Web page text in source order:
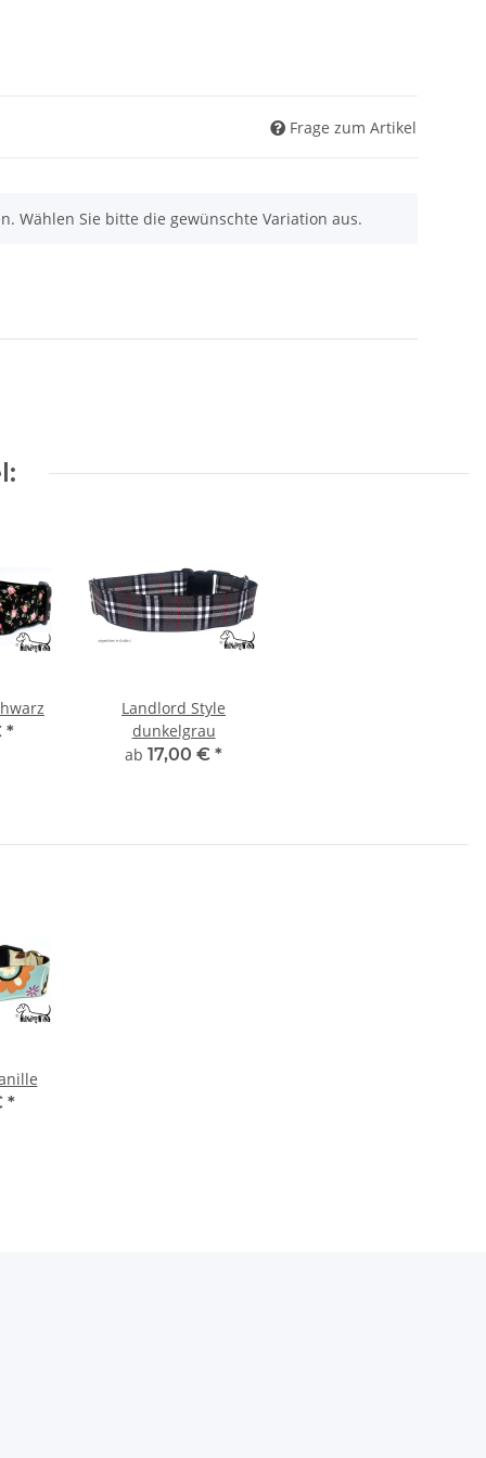
Frage zum Artikel
Wählen Sie bitte die gewünschte Variation aus.
*
Landlord Style
dunkelgrau
ab 17,00 € *
*